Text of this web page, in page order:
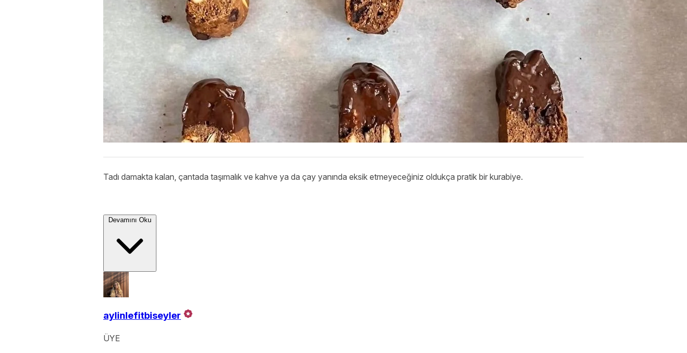
Tadı damakta kalan, çantada taşımalık ve kahve ya da çay yanında eksik etmeyeceğiniz oldukça pratik bir kurabiye.
Devamını Oku
aylinlefitbiseyler
ÜYE